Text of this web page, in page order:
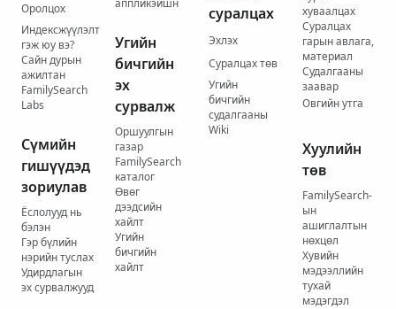
Оролцох
Индексжүүлэлт
гэж юу вэ?
Сайн дурын
ажилтан
FamilySearch
Labs
Сүмийн
гишүүдэд
зориулав
Ёслолууд нь
бэлэн
Гэр бүлийн
нэрийн туслах
Удирдлагын
эх сурвалжууд
аппликэйшн
Угийн
бичгийн
эх
сурвалж
Оршуулгын
газар
FamilySearch
каталог
Өвөг
дээдсийн
хайлт
Угийн
бичгийн
хайлт
суралцах
Эхлэх
Суралцах төв
Угийн
бичгийн
судалгааны
Wiki
хуваалцах
Суралцах
гарын авлага,
материал
Судалгааны
заавар
Овгийн утга
Хуулийн
төв
FamilySearch-
ын
ашиглалтын
нөхцөл
Хувийн
мэдээллийн
тухай
мэдэгдэл